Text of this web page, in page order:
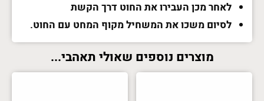
לאחר מכן העבירו את החוט דרך הקשת
לסיום משכו את המשחיל מקוף המחט עם החוט.
מוצרים נוספים שאולי תאהבי...